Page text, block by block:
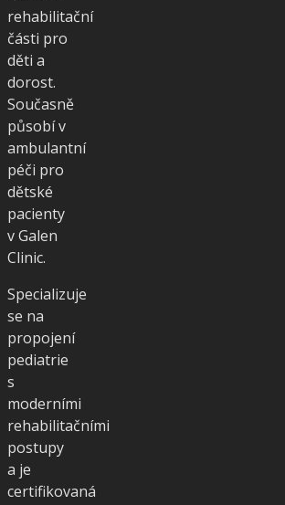
rehabilitační
části pro
děti a
dorost.
Současně
působí v
ambulantní
péči pro
dětské
pacienty
v Galen
Clinic.
Specializuje
se na
propojení
pediatrie
s
moderními
rehabilitačními
postupy
a je
certifikovaná